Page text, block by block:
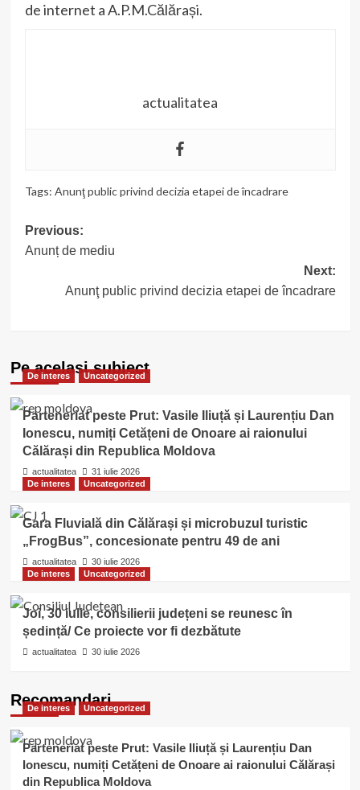
de internet a A.P.M.Călărași.
actualitatea
Tags: Anunţ public privind decizia etapei de încadrare
Post
navigation
Previous:
Anunț de mediu
Next:
Anunţ public privind decizia etapei de încadrare
Pe acelasi subiect
De interes Uncategorized
Parteneriat peste Prut: Vasile Iliuță și Laurențiu Dan
Ionescu, numiți Cetățeni de Onoare ai raionului
Călărași din Republica Moldova
actualitatea
31 iulie 2026
De interes
Uncategorized
Gara Fluvială din Călărași și microbuzul turistic
„FrogBus”, concesionate pentru 49 de ani
actualitatea
30 iulie 2026
De interes
Uncategorized
Joi, 30 iulie, consilierii județeni se reunesc în
ședință/ Ce proiecte vor fi dezbătute
actualitatea 30 iulie 2026
Recomandari
De interes Uncategorized
Parteneriat peste Prut: Vasile Iliuță și Laurențiu Dan
Ionescu, numiți Cetățeni de Onoare ai raionului Călărași
din Republica Moldova